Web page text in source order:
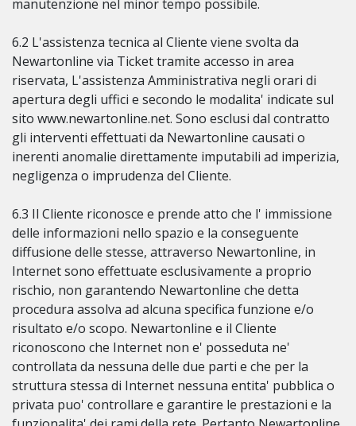
manutenzione nel minor tempo possibile.
6.2 L'assistenza tecnica al Cliente viene svolta da
Newartonline via Ticket tramite accesso in area
riservata, L'assistenza Amministrativa negli orari di
apertura degli uffici e secondo le modalita' indicate sul
sito www.newartonline.net. Sono esclusi dal contratto
gli interventi effettuati da Newartonline causati o
inerenti anomalie direttamente imputabili ad imperizia,
negligenza o imprudenza del Cliente.
6.3 Il Cliente riconosce e prende atto che l' immissione
delle informazioni nello spazio e la conseguente
diffusione delle stesse, attraverso Newartonline, in
Internet sono effettuate esclusivamente a proprio
rischio, non garantendo Newartonline che detta
procedura assolva ad alcuna specifica funzione e/o
risultato e/o scopo. Newartonline e il Cliente
riconoscono che Internet non e' posseduta ne'
controllata da nessuna delle due parti e che per la
struttura stessa di Internet nessuna entita' pubblica o
privata puo' controllare e garantire le prestazioni e la